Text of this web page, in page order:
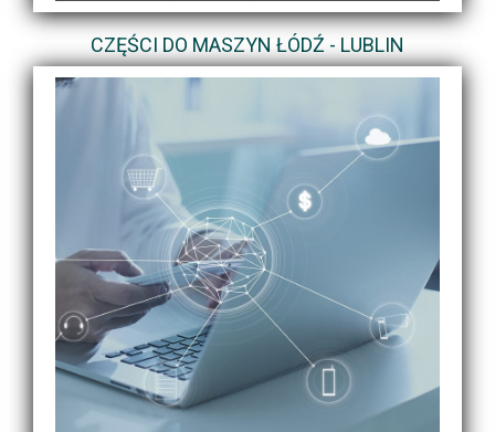
CZĘŚCI DO MASZYN ŁÓDŹ - LUBLIN